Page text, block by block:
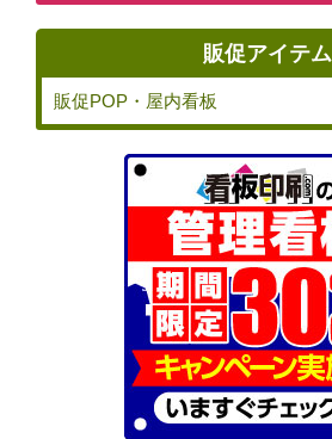
販促アイテム
販促POP・屋内看板